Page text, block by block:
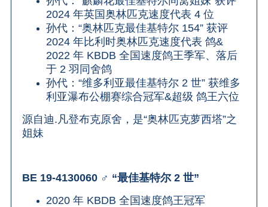
2024 年英国奥林匹克速度代表 4 位
孙代：“奥林匹克最佳基特尔 154” 获评
2024 年比利时奥林匹克速度代表 鸽&
2022 年 KBDB 全国速度鸽王季军、落后
于 2 羽同舍鸽
孙代：“维多利亚最佳基特尔 2 世” 获维多
利亚瀑布公棚赛综合冠军&超级 鸽王六位
源自迪.凡登布克原舍，是“奥林匹克萝西塔”之
姐妹
BE 19-4130060 ♂ “最佳基特尔 2 世”
2020 年 KBDB 全国速度鸽王冠军